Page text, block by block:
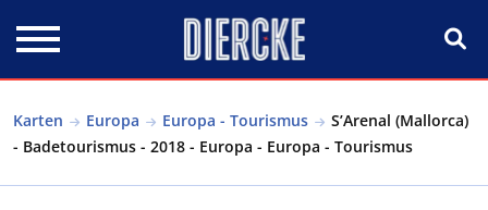
Karten Europa Europa - Tourismus
S’Arenal (Mallorca)
- Badetourismus - 2018 - Europa - Europa - Tourismus